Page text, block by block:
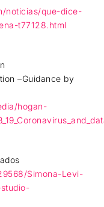
noticias/que-dice-
t77128.html
–Guidance by
hogan-
Simona-Levi-